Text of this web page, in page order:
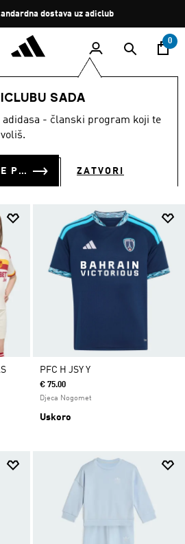
Zaustavi
rotaciju
dostava uz adiclub
0
SADA
- članski program koji te
PRIJAVI SE ILI SE PRIDRUŽI SADA ZATVORI
DJECU (1728)
PFC H JSY Y
€ 75.00
Djeca Nogomet
Uskoro